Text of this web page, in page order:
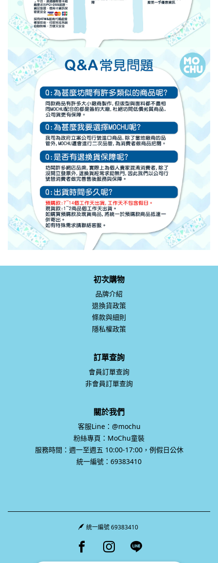
初次購物
品牌介紹
退換貨政策
條款與細則
隱私權政策
訂單查詢
會員訂單查詢
非會員訂單查詢
關於我們
客服Line：@mochu
粉絲專頁：MoChu童裝
服務時間：週一至週五 10:00-17:00，例假日公休
統一編號：69383410
統一編號 69383410
Facebook page
Instagram page
Line page